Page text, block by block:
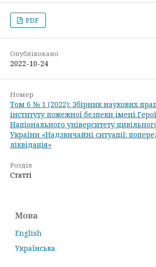
PDF
Опубліковано
2022-10-24
Номер
Том 6 № 1 (2022): Збірник наукових
інституту пожежної безпеки імені
Національного університету
України «Надзвичайні ситуації:
ліквідація»
Розділ
Статті
Мова
English
Українська